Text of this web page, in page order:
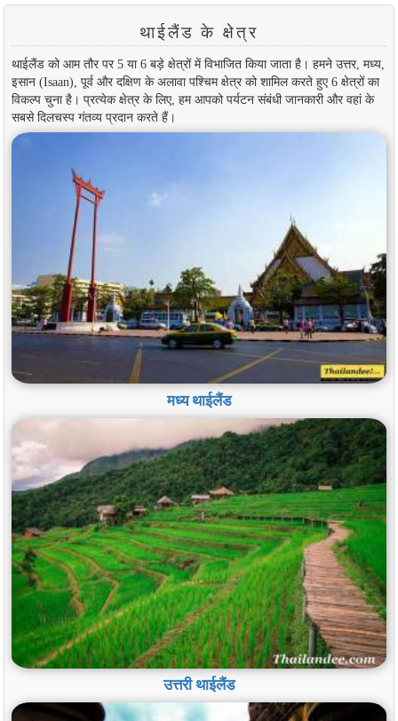
थाईलैंड के क्षेत्र
थाईलैंड को आम तौर पर 5 या 6 बड़े क्षेत्रों में विभाजित किया जाता है। हमने उत्तर, मध्य,
इसान (Isaan), पूर्व और दक्षिण के अलावा पश्चिम क्षेत्र को शामिल करते हुए 6 क्षेत्रों का
विकल्प चुना है। प्रत्येक क्षेत्र के लिए, हम आपको पर्यटन संबंधी जानकारी और वहां के
सबसे दिलचस्प गंतव्य प्रदान करते हैं।
मध्य थाईलैंड
उत्तरी थाईलैंड